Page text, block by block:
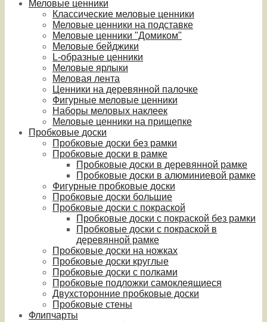
Меловые ценники
Классические меловые ценники
Меловые ценники на подставке
Меловые ценники "Домиком"
Меловые бейджики
L-образные ценники
Меловые ярлыки
Меловая лента
Ценники на деревянной палочке
Фигурные меловые ценники
Наборы меловых наклеек
Меловые ценники на прищепке
Пробковые доски
Пробковые доски без рамки
Пробковые доски в рамке
Пробковые доски в деревянной рамке
Пробковые доски в алюминиевой рамке
Фигурные пробковые доски
Пробковые доски большие
Пробковые доски с покраской
Пробковые доски с покраской без рамки
Пробковые доски с покраской в
деревянной рамке
Пробковые доски на ножках
Пробковые доски круглые
Пробковые доски с полками
Пробковые подложки самоклеящиеся
Двухсторонние пробковые доски
Пробковые стены
Флипчарты